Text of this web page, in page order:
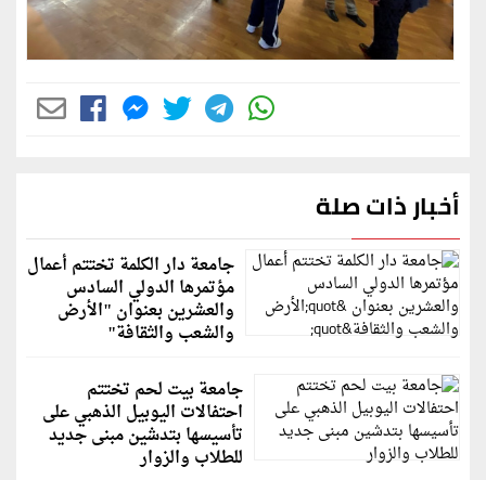
أخبار ذات صلة
جامعة دار الكلمة تختتم أعمال
مؤتمرها الدولي السادس
والعشرين بعنوان "الأرض
والشعب والثقافة"
جامعة بيت لحم تختتم
احتفالات اليوبيل الذهبي على
تأسيسها بتدشين مبنى جديد
للطلاب والزوار